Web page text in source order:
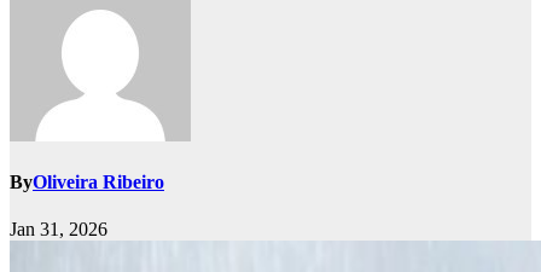
ByOliveira Ribeiro
Jan 31, 2026